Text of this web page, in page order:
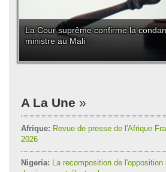
La Cour suprême confirme la
ministre au Mali
A La Une
Afrique: Revue de presse de l'Afrique
2026
Nigeria: La recomposition de l'opposition